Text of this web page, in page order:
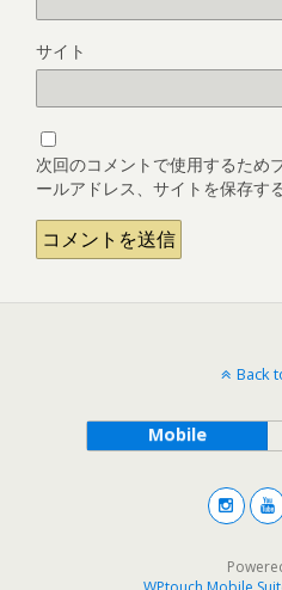
サイト
次回のコメントで使用するため
ールアドレス、サイトを保存する
Back
Mobile